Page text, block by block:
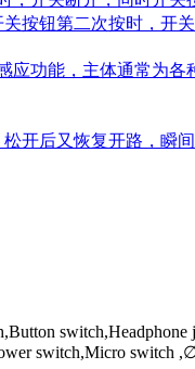
按钮第二次按时，开关
功能，主体通常为
开后又恢复开路，瞬
switch,Micro